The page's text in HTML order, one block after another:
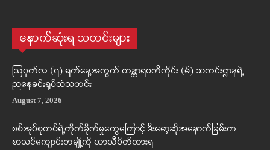
နောက်ဆုံးရ သတင်းများ
ဩဂုတ်လ (၇) ရက်နေ့အတွက် ကန္တာရဝတီတိုင်း (မ်) သတင်းဌာနရဲ့
ညနေခင်းရုပ်သံသတင်း
August 7, 2026
စစ်အုပ်စုတပ်ရဲ့တိုက်ခိုက်မှုတွေကြောင့် ဒီးမော့ဆိုအနောက်ခြမ်းက
စာသင်ကျောင်းတချို့ကို ယာယီပိတ်ထားရ